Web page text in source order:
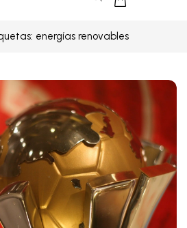
energías renovables